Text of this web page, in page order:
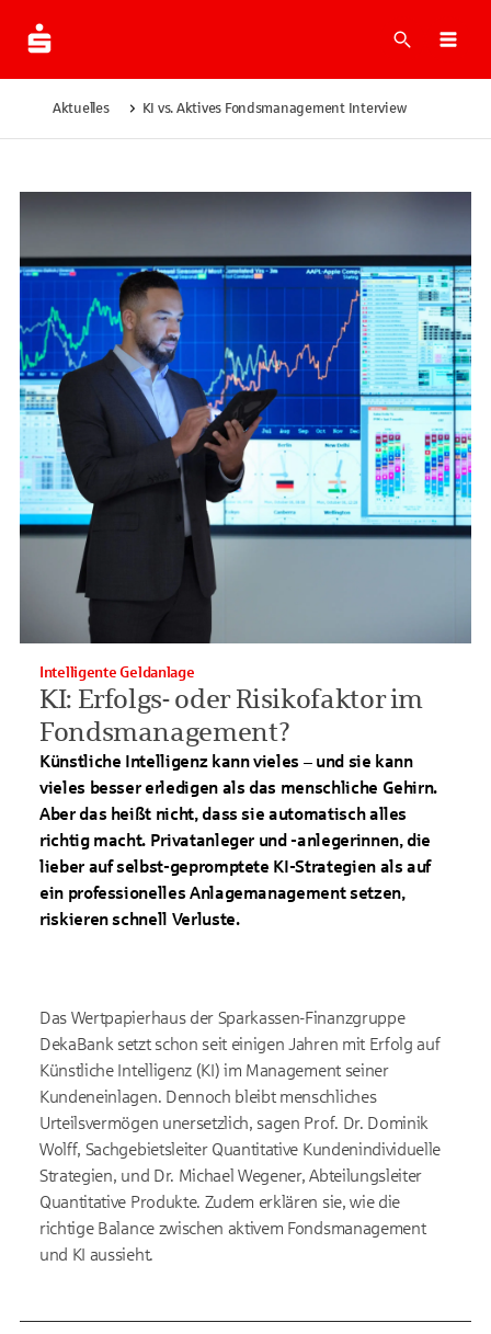
Suche
Aktuelles KI vs. Aktives Fondsmanagement Interview
KI: Erfolgs- oder Risikofaktor im
Fondsmanagement?
Intelligente Geldanlage
Künstliche Intelligenz kann vieles – und sie kann
vieles besser erledigen als das menschliche Gehirn.
Aber das heißt nicht, dass sie automatisch alles
richtig macht. Privatanleger und -anlegerinnen, die
lieber auf selbst-gepromptete KI-Strategien als auf
ein professionelles Anlagemanagement setzen,
riskieren schnell Verluste.
Das Wertpapierhaus der Sparkassen-Finanzgruppe
DekaBank setzt schon seit einigen Jahren mit Erfolg auf
Künstliche Intelligenz (KI) im Management seiner
Kundeneinlagen. Dennoch bleibt menschliches
Urteilsvermögen unersetzlich, sagen Prof. Dr. Dominik
Wolff, Sachgebietsleiter Quantitative Kundenindividuelle
Strategien, und Dr. Michael Wegener, Abteilungsleiter
Quantitative Produkte. Zudem erklären sie, wie die
richtige Balance zwischen aktivem Fondsmanagement
und KI aussieht.